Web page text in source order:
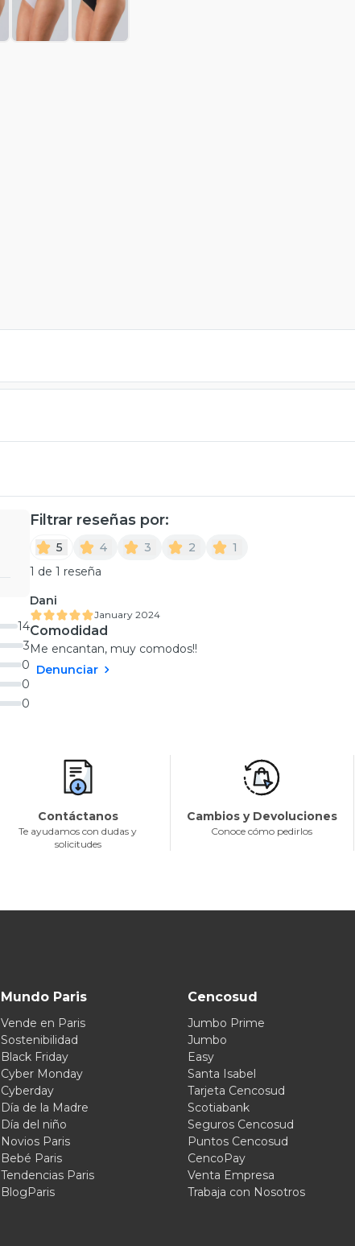
14
3
0
0
0
Filtrar reseñas por:
5 4 3 2
1
1 de 1 reseña
Dani
January 2024
Comodidad
Me encantan, muy comodos!!
Denunciar
Contáctanos
Te ayudamos con dudas y
solicitudes
Cambios y Devoluciones
Conoce cómo pedirlos
Mundo Paris
Vende en Paris
Sostenibilidad
Black Friday
Cyber Monday
Cyberday
Día de la Madre
Día del niño
Novios Paris
Bebé Paris
Tendencias Paris
BlogParis
Cencosud
Jumbo Prime
Jumbo
Easy
Santa Isabel
Tarjeta Cencosud
Scotiabank
Seguros Cencosud
Puntos Cencosud
CencoPay
Venta Empresa
Trabaja con Nosotros